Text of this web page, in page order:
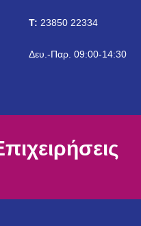
T: 23850 22334
Δευ.-Παρ. 09:00-14:30